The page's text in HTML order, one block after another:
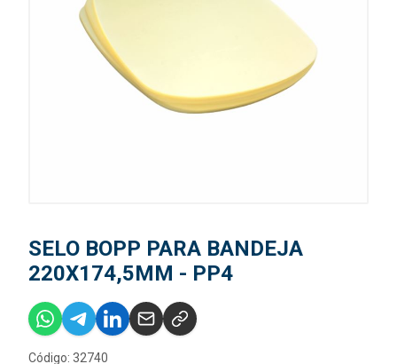
SELO BOPP PARA BANDEJA
220X174,5MM - PP4
Código: 32740